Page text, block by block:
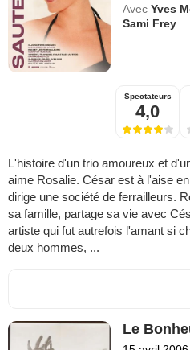
Avec Yves
Sami Frey
Spectateurs
4,0
L'histoire d'un trio amoureux et
aime Rosalie. César est à l'aise
dirige une société de ferrailleurs.
sa famille, partage sa vie avec
artiste qui fut autrefois l'amant si
deux hommes, ...
Le